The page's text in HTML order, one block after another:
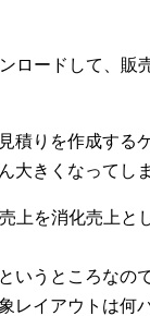
ロードして、
積りを作成する
大きくなってし
上を消化売上
いうところな
レイアウトは何